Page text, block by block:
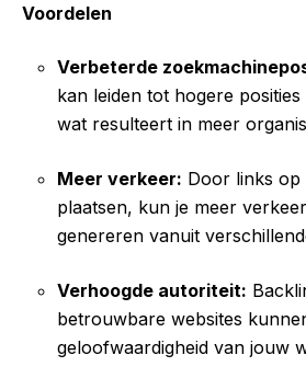
Voordelen
Verbeterde
kan leiden tot hogere
wat resulteert in meer
Meer verkeer: Door links op
plaatsen, kun je meer
genereren vanuit
Verhoogde autoriteit:
betrouwbare websites
geloofwaardigheid van jouw